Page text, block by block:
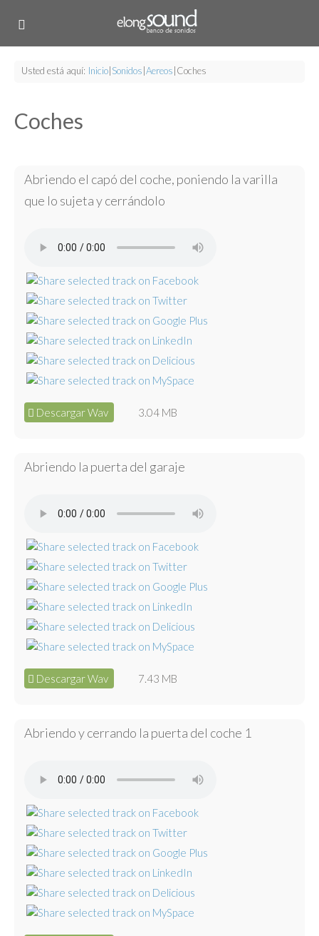
Usted está aquí: Inicio Sonidos Aereos Coches
Coches
Abriendo el capó del coche, poniendo la varilla
que lo sujeta y cerrándolo
Descargar Wav 3.04 MB
Abriendo la puerta del garaje
Descargar Wav 7.43 MB
Abriendo y cerrando la puerta del coche 1